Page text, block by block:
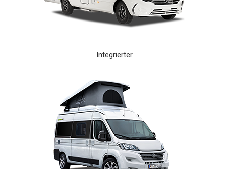
Integrierter